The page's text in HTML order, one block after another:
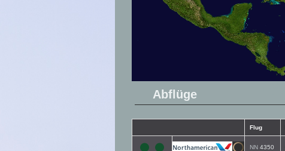
Abflüge
Flug
NN 4350